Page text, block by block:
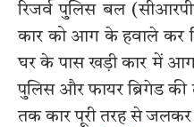
रिजर्व पुलिस बल
कार को आग के हवाले कर
घर के पास खड़ी कार में आग
पुलिस और फायर ब्रिगेड
तक कार पूरी तरह से जलकर